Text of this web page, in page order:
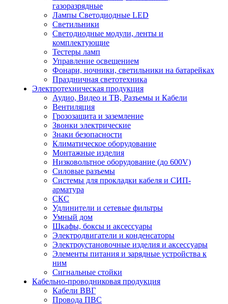
газоразрядные
Лампы Светодиодные LED
Светильники
Светодиодные модули, ленты и
комплектующие
Тестеры ламп
Управление освещением
Фонари, ночники, светильники на батарейках
Праздничная светотехника
Электротехническая продукция
Аудио, Видео и ТВ, Разъемы и Кабели
Вентиляция
Грозозащита и заземление
Звонки электрические
Знаки безопасности
Климатическое оборудование
Монтажные изделия
Низковольтное оборудование (до 600V)
Силовые разъемы
Системы для прокладки кабеля и СИП-
арматура
СКС
Удлинители и сетевые фильтры
Умный дом
Шкафы, боксы и аксессуары
Электродвигатели и конденсаторы
Электроустановочные изделия и аксессуары
Элементы питания и зарядные устройства к
ним
Сигнальные стойки
Кабельно-проводниковая продукция
Кабели ВВГ
Провода ПВС